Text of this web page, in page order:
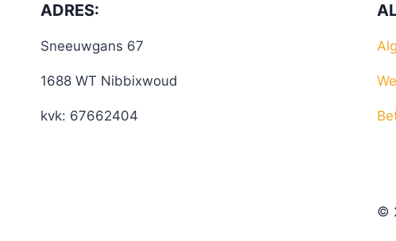
ADRES:
Sneeuwgans 67
1688 WT Nibbixwoud
kvk: 67662404
©